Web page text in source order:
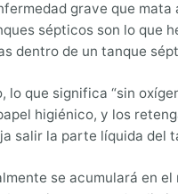
grave que
sépticos son lo
dentro de un tanque
que significa “sin
higiénico, y los
salir la parte líquida del
se acumulará en